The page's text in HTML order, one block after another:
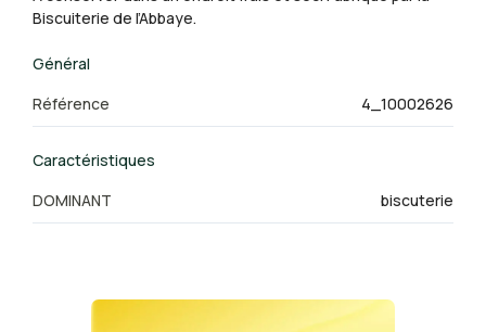
Biscuiterie de l’Abbaye.
Général
Référence
4_10002626
Caractéristiques
DOMINANT
biscuterie